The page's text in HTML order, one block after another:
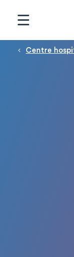
Fil d'Ariane
Centre
Panneau de